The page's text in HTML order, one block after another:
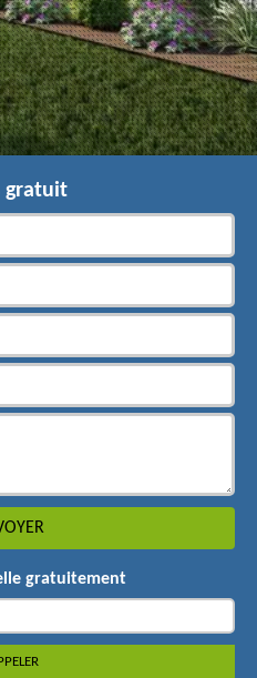
gratuit
gratuitement